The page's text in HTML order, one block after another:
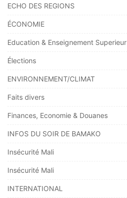
ECHO DES REGIONS
ÉCONOMIE
Education & Enseignement Superieur
Élections
ENVIRONNEMENT/CLIMAT
Faits divers
Finances, Economie & Douanes
INFOS DU SOIR DE BAMAKO
Insécurité Mali
Insécurité Mali
INTERNATIONAL